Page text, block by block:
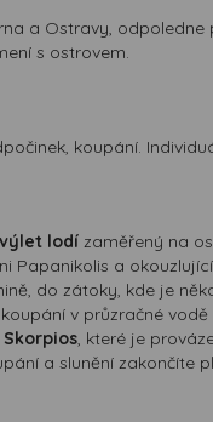
a Ostravy,
s ostrovem.
koupání.
lodí zaměřený na
Papanikolis a
do zátoky, kde je
v průzračné
, které je
a slunění zakončíte